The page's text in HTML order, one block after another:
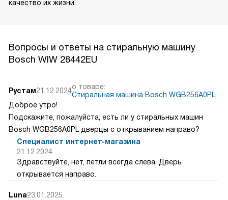
качество их жизни.
Вопросы и ответы на стиральную машину
Bosch WIW 28442EU
Рустам21.12.2024о товаре:
Стиральная машина Bosch WGB256A0PL
Доброе утро!
Подскажите, пожалуйста, есть ли у стиральных машин
Bosch WGB256A0PL дверцы с открыванием направо?
Специалист интернет-магазина
21.12.2024
Здравствуйте, нет, петли всегда слева. Дверь
открывается направо.
Luna23.01.2025